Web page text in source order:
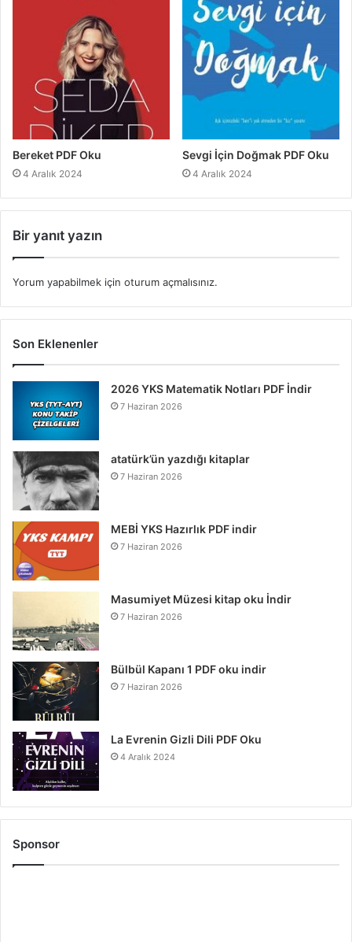
Bereket PDF Oku
4 Aralık 2024
Sevgi İçin Doğmak PDF Oku
4 Aralık 2024
Bir yanıt yazın
Yorum yapabilmek için oturum açmalısınız.
Son Eklenenler
2026 YKS Matematik Notları PDF İndir
7 Haziran 2026
atatürk’ün yazdığı kitaplar
7 Haziran 2026
MEBİ YKS Hazırlık PDF indir
7 Haziran 2026
Masumiyet Müzesi kitap oku İndir
7 Haziran 2026
Bülbül Kapanı 1 PDF oku indir
7 Haziran 2026
La Evrenin Gizli Dili PDF Oku
4 Aralık 2024
Sponsor